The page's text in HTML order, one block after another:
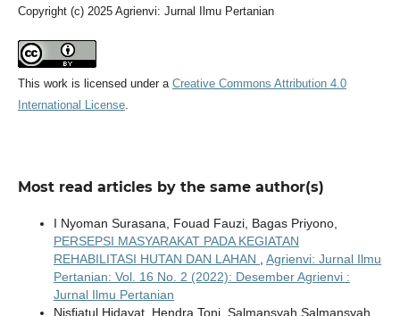
Copyright (c) 2025 Agrienvi: Jurnal Ilmu Pertanian
This work is licensed under a Creative Commons Attribution 4.0
International License.
Most read articles by the same author(s)
I Nyoman Surasana, Fouad Fauzi, Bagas Priyono,
PERSEPSI MASYARAKAT PADA KEGIATAN
REHABILITASI HUTAN DAN LAHAN
Agrienvi: Jurnal Ilmu
Pertanian: Vol. 16 No. 2 (2022): Desember Agrienvi :
Jurnal Ilmu Pertanian
Nisfiatul Hidayat, Hendra Toni, Salmansyah Salmansyah,